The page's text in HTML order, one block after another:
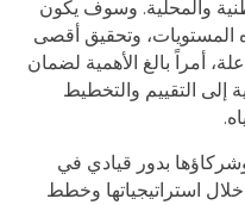
والمحلية. وسوف يكون
المستويات، وتحقيق أقصى
أمراً بالغ الأهمية لضمان
إلى التقييم والتخطيط
بدور قيادي في
استراتيجياتها وخطط